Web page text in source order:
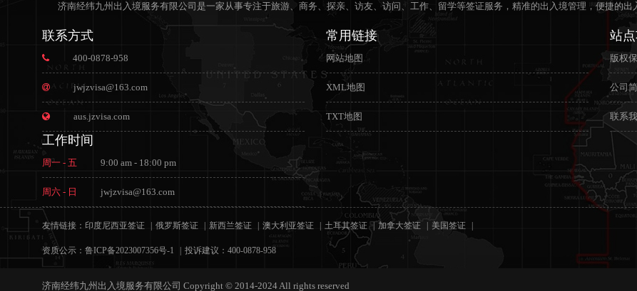
济南经纬九州出入境服务有限公司是一家从事专注于旅游、商务、探亲、访友、访问、工作、留学等签证服务，精准的出入境管理，便捷的出
联系方式
400-0878-958
jwjzvisa@163.com
aus.jzvisa.com
工作时间
周一 - 五 9:00 am - 18:00 pm
周六 - 日 jwjzvisa@163.com
常用链接
网站地图
XML地图
TXT地图
站
版权
公司
联系
友情链接： 印度尼西亚签证 俄罗斯签证 新西兰签证 澳大利亚签证 土耳其签证 加拿大签证 美国签证
资质公示： 鲁ICP备2023007356号-1 投诉建议：400-0878-958
济南经纬九州出入境服务有限公司 Copyright © 2014-2024 All rights reserved